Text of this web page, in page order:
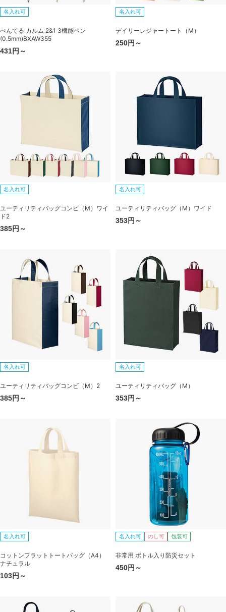
名入れ可
ぺんてる カルム 2&1 3機能ペン
(0.5mm)BXAW355
431円～
名入れ可
デイリーレジャートート（M）
250円～
名入れ可
ユーティリティバッグコンビ（M）ワイ
ド2
385円～
名入れ可
ユーティリティバッグ（M）ワイド
353円～
名入れ可
ユーティリティバッグコンビ（M）2
385円～
名入れ可
ユーティリティバッグ（M）
353円～
名入れ可
コットンフラットトートバッグ（A4）
ナチュラル
103円～
名入れ可 のし可 包装可
非常用 ボトル入り防災セット
450円～